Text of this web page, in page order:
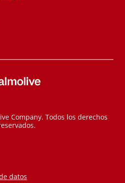
Company. Todos los derechos
datos